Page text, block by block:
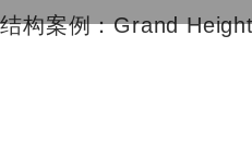
协会构案例：Grand